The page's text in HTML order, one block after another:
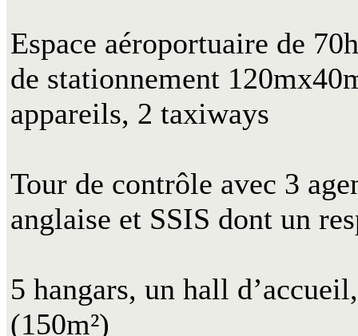
Espace aéroportuaire de
de stationnement
appareils, 2 taxiways
Tour de contrôle avec 3
anglaise et SSIS dont un
5 hangars, un hall
(150m²)